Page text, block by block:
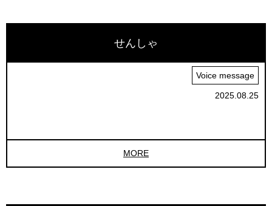
せんしゃ
Voice message
2025.08.25
MORE